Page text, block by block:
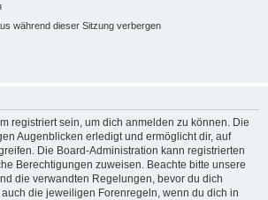
während dieser Sitzung verbergen
registriert sein, um dich anmelden zu können. Die
Augenblicken erledigt und ermöglicht dir, auf
Die Board-Administration kann registrierten
Berechtigungen zuweisen. Beachte bitte unsere
die verwandten Regelungen, bevor du dich
die jeweiligen Forenregeln, wenn du dich in